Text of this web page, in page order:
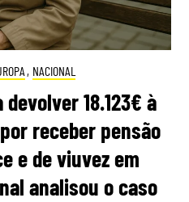
, NACIONAL
18.123€ à
receber pensão
e de viuvez em
analisou o caso